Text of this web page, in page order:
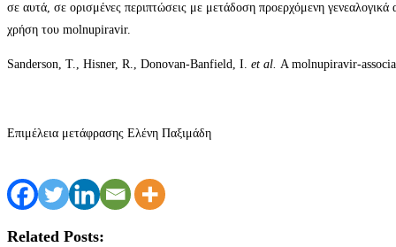
σε αυτά, σε ορισμένες περιπτώσεις με μετάδοση προερχόμενη
χρήση του molnupiravir.
Sanderson, T., Hisner, R., Donovan-Banfield, I. et al. A molnupiravir-
Επιμέλεια μετάφρασης Ελένη Παξιμάδη
Related Posts: